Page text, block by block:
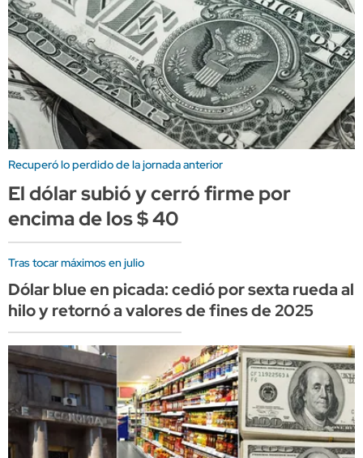
Recuperó lo perdido de la jornada anterior
El dólar subió y cerró firme por
encima de los $ 40
Tras tocar máximos en julio
Dólar blue en picada: cedió por sexta rueda al
hilo y retornó a valores de fines de 2025